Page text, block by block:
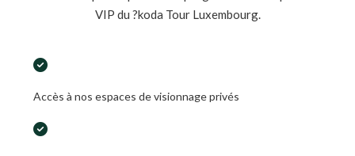
VIP du ?koda Tour Luxembourg.
Accès à nos espaces de visionnage privés